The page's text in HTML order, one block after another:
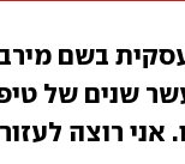
בשם
שנים של
אני רוצה